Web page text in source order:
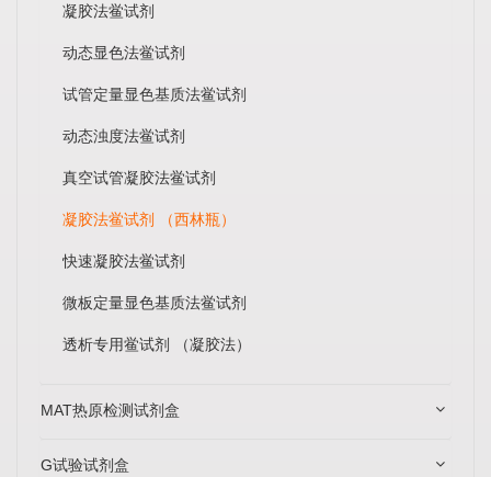
凝胶法鲎试剂
动态显色法鲎试剂
试管定量显色基质法鲎试剂
动态浊度法鲎试剂
真空试管凝胶法鲎试剂
凝胶法鲎试剂 （西林瓶）
快速凝胶法鲎试剂
微板定量显色基质法鲎试剂
透析专用鲎试剂 （凝胶法）
MAT热原检测试剂盒
G试验试剂盒